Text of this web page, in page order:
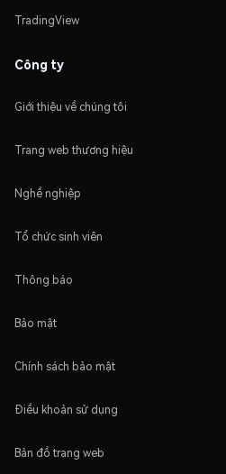
TradingView
Công ty
Giới thiệu về chúng tôi
Trang web thương hiệu
Nghề nghiệp
Tổ chức sinh viên
Thông báo
Bảo mật
Chính sách bảo mật
Điều khoản sử dụng
Bản đồ trang web